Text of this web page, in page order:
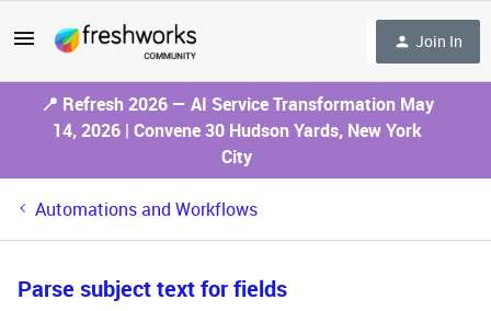
Join In
📍 Refresh 2026 — AI Service Transformation May
14, 2026 | Convene 30 Hudson Yards, New York
City
Automations and Workflows
Parse subject text for fields